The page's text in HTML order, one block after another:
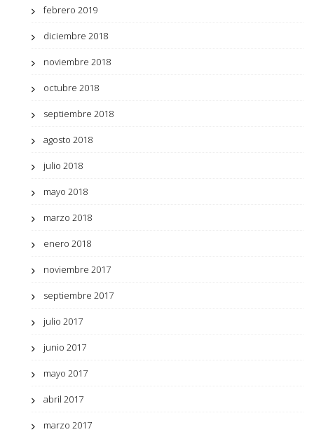
febrero 2019
diciembre 2018
noviembre 2018
octubre 2018
septiembre 2018
agosto 2018
julio 2018
mayo 2018
marzo 2018
enero 2018
noviembre 2017
septiembre 2017
julio 2017
junio 2017
mayo 2017
abril 2017
marzo 2017